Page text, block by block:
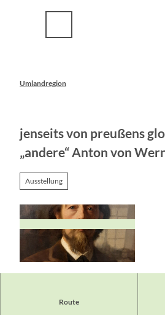
Umlandregion
jenseits von preußens
„andere“ Anton von
Ausstellung
Route
Die meisten kennen ihn noch aus den